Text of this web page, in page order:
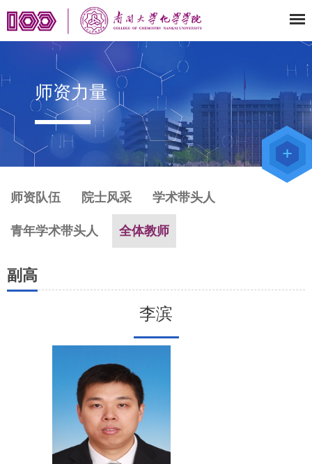
师资力量
师资队伍 院士风采 学术带头人
青年学术带头人 全体教师
副高
李滨